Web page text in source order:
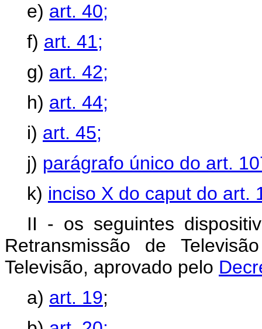
e) art. 40;
f) art. 41;
g) art. 42;
h) art. 44;
i) art. 45;
j) parágrafo único do art.
k) inciso X do caput do art.
II - os seguintes
Retransmissão de
Televisão, aprovado pelo
a) art. 19;